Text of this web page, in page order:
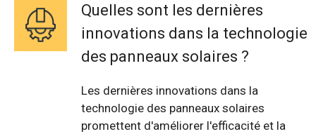
Quelles sont les dernières
innovations dans la technologie
des panneaux solaires ?
Les dernières innovations dans la
technologie des panneaux solaires
promettent d'améliorer l'efficacité et la